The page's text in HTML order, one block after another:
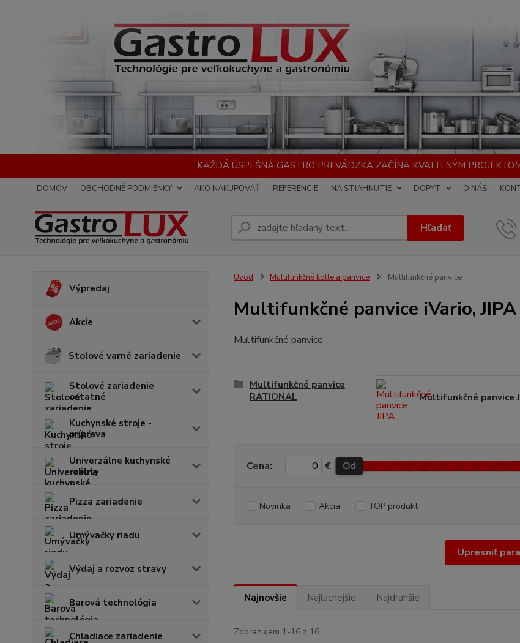
KAŽDÁ ÚSPEŠNÁ GASTRO PREVÁDZKA ZAČÍNA KVALITNÝM
DOMOV OBCHODNÉ PODMIENKY AKO NAKUPOVAŤ REFERENCIE NA STIAHNUTIE DOPYT O NÁS
Hľadať
Výpredaj
Akcie
Stolové varné zariadenie
Stolové zariadenie
ostatné
Kuchynské stroje -
príprava
Univerzálne kuchynské
roboty
Pizza zariadenie
Umývačky riadu
Výdaj a rozvoz stravy
Barová technológia
Chladiace zariadenie
Úvod Multifunkčné kotle a panvice Multifunkčné panvice
Multifunkčné panvice iVario, JIPA
Multifunkčné panvice
Multifunkčné panvice
RATIONAL
Multifunkčné panvice
Upresniť
Cena: € Od
Novinka Akcia TOP produkt
Najnovšie Najlacnejšie Najdrahšie
Zobrazujem 1-16 z 16